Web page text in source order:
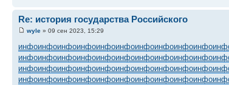
Re: история государства Российского
wyle » 09 сен 2023, 15:29
инфоинфоинфоинфоинфоинфоинфоинфоинфоинфо
инфоинфоинфоинфоинфоинфоинфоинфоинфоинфо
инфоинфоинфоинфоинфоинфоинфоинфоинфоинфо
инфоинфоинфоинфоинфоинфоинфоинфоинфоинфо